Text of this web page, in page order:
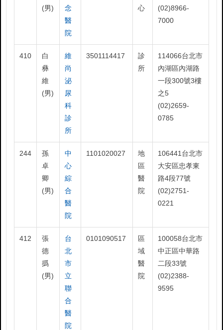
(男)
念
醫
院
心
(02)8966-
7000
410
白
彝
維
(男)
維
尚
泌
尿
科
診
所
3501114417
診
所
114066台北市
內湖區內湖路
一段300號3樓
之5
(02)2659-
0785
244
孫
卓
卿
(男)
中
心
綜
合
醫
院
1101020027
地
區
醫
院
106441台北市
大安區忠孝東
路4段77號
(02)2751-
0221
412
張
德
撝
(男)
台
北
市
立
聯
合
醫
院
0101090517
區
域
醫
院
100058台北市
中正區中華路
二段33號
(02)2388-
9595